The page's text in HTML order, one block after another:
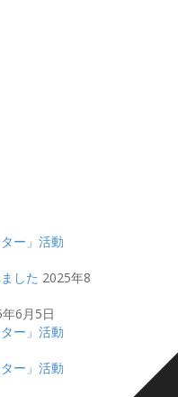
ー」活動
した 2025年8
6月5日
ー」活動
ー」活動